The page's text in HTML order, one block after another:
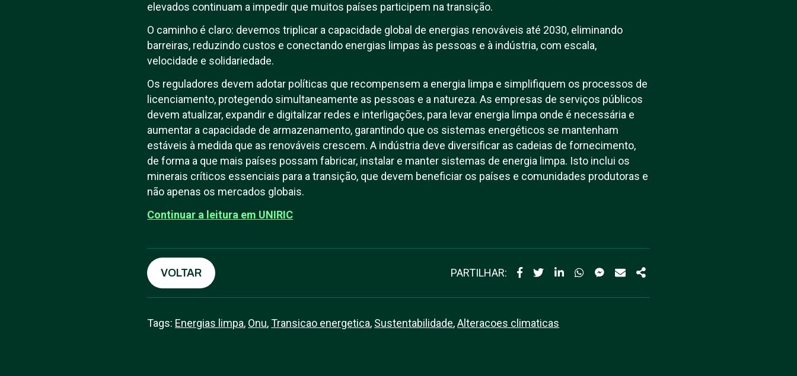
elevados continuam a impedir que muitos países participem na transição.
O caminho é claro: devemos triplicar a capacidade global de energias renováveis até 2030, eliminando
barreiras, reduzindo custos e conectando energias limpas às pessoas e à indústria, com escala,
velocidade e solidariedade.
Os reguladores devem adotar políticas que recompensem a energia limpa e simplifiquem os processos de
licenciamento, protegendo simultaneamente as pessoas e a natureza. As empresas de serviços públicos
devem atualizar, expandir e digitalizar redes e interligações, para levar energia limpa onde é necessária e
aumentar a capacidade de armazenamento, garantindo que os sistemas energéticos se mantenham
estáveis à medida que as renováveis crescem. A indústria deve diversificar as cadeias de fornecimento,
de forma a que mais países possam fabricar, instalar e manter sistemas de energia limpa. Isto inclui os
minerais críticos essenciais para a transição, que devem beneficiar os países e comunidades produtoras e
não apenas os mercados globais.
Continuar a leitura em UNIRIC
VOLTAR PARTILHAR:
Tags: Energias limpa, Onu, Transicao energetica, Sustentabilidade, Alteracoes climaticas